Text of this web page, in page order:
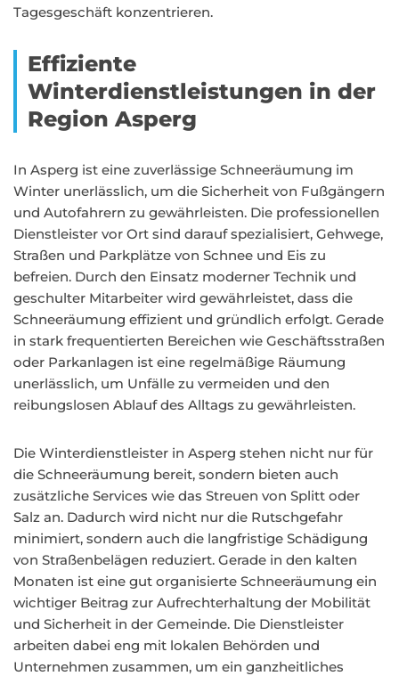
Tagesgeschäft konzentrieren.
Effiziente
Winterdienstleistungen in der
Region Asperg
In Asperg ist eine zuverlässige Schneeräumung im
Winter unerlässlich, um die Sicherheit von Fußgängern
und Autofahrern zu gewährleisten. Die professionellen
Dienstleister vor Ort sind darauf spezialisiert, Gehwege,
Straßen und Parkplätze von Schnee und Eis zu
befreien. Durch den Einsatz moderner Technik und
geschulter Mitarbeiter wird gewährleistet, dass die
Schneeräumung effizient und gründlich erfolgt. Gerade
in stark frequentierten Bereichen wie Geschäftsstraßen
oder Parkanlagen ist eine regelmäßige Räumung
unerlässlich, um Unfälle zu vermeiden und den
reibungslosen Ablauf des Alltags zu gewährleisten.
Die Winterdienstleister in Asperg stehen nicht nur für
die Schneeräumung bereit, sondern bieten auch
zusätzliche Services wie das Streuen von Splitt oder
Salz an. Dadurch wird nicht nur die Rutschgefahr
minimiert, sondern auch die langfristige Schädigung
von Straßenbelägen reduziert. Gerade in den kalten
Monaten ist eine gut organisierte Schneeräumung ein
wichtiger Beitrag zur Aufrechterhaltung der Mobilität
und Sicherheit in der Gemeinde. Die Dienstleister
arbeiten dabei eng mit lokalen Behörden und
Unternehmen zusammen, um ein ganzheitliches